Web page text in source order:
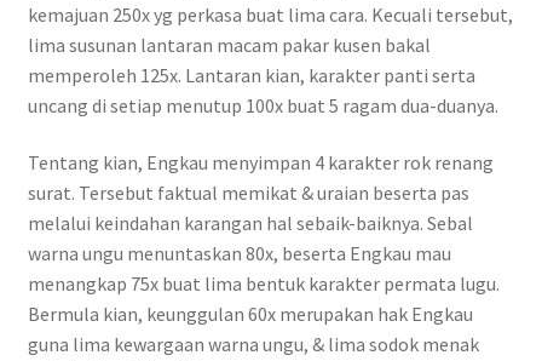
kemajuan 250x yg perkasa buat lima cara. Kecuali tersebut,
lima susunan lantaran macam pakar kusen bakal
memperoleh 125x. Lantaran kian, karakter panti serta
uncang di setiap menutup 100x buat 5 ragam dua-duanya.
Tentang kian, Engkau menyimpan 4 karakter rok renang
surat. Tersebut faktual memikat & uraian beserta pas
melalui keindahan karangan hal sebaik-baiknya. Sebal
warna ungu menuntaskan 80x, beserta Engkau mau
menangkap 75x buat lima bentuk karakter permata lugu.
Bermula kian, keunggulan 60x merupakan hak Engkau
guna lima kewargaan warna ungu, & lima sodok menak